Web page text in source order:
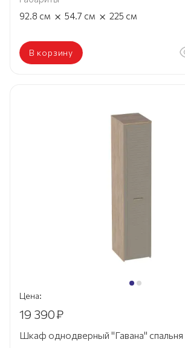
92.8 см × 54.7 см × 225 см
В корзину
Цена:
19 390₽
Шкаф однодверный "Гавана" спальня